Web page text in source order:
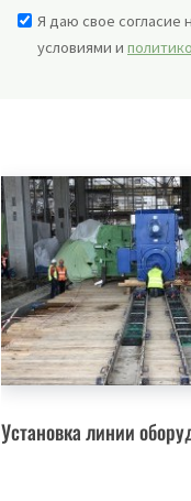
Я даю свое согласие
условиями и
Установка линии